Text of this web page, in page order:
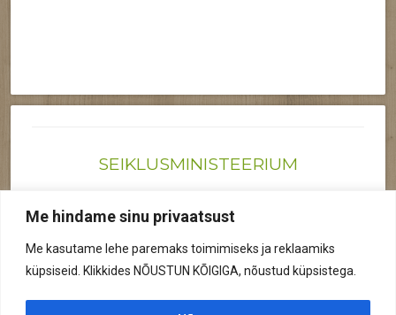
Me hindame sinu privaatsust
Me kasutame lehe paremaks toimimiseks ja reklaamiks
küpsiseid. Klikkides NÕUSTUN KÕIGIGA, nõustud küpsistega.
SEIKLUSMINISTEERIUM
Reg nr: 12041719